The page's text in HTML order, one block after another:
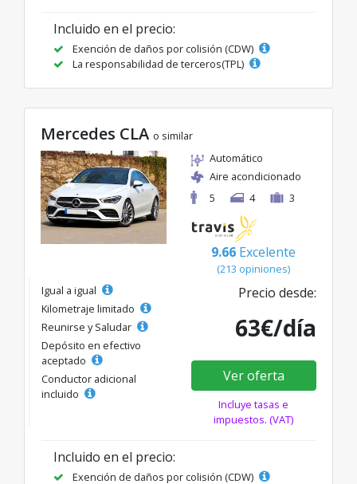
Incluido en el precio:
Exención de daños por colisión (CDW)
La responsabilidad de terceros(TPL)
Mercedes CLA o similar
Automático
Aire acondicionado
5
4 3
9.66 Excelente
(213 opiniones)
Igual a igual
Kilometraje limitado
Reunirse y Saludar
Depósito en efectivo
aceptado
Conductor adicional
incluido
Precio desde:
63€/día
Ver oferta
Incluye tasas e
impuestos. (VAT)
Incluido en el precio:
Exención de daños por colisión (CDW)